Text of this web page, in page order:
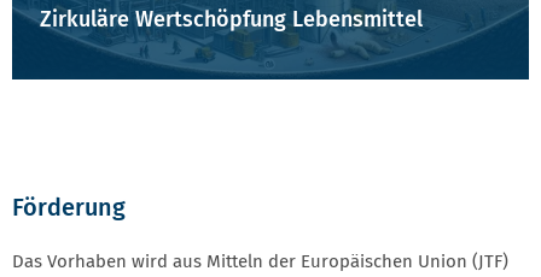
Zirkuläre Wertschöpfung Lebensmittel
Förderung
Das Vorhaben wird aus Mitteln der Europäischen Union (JTF)